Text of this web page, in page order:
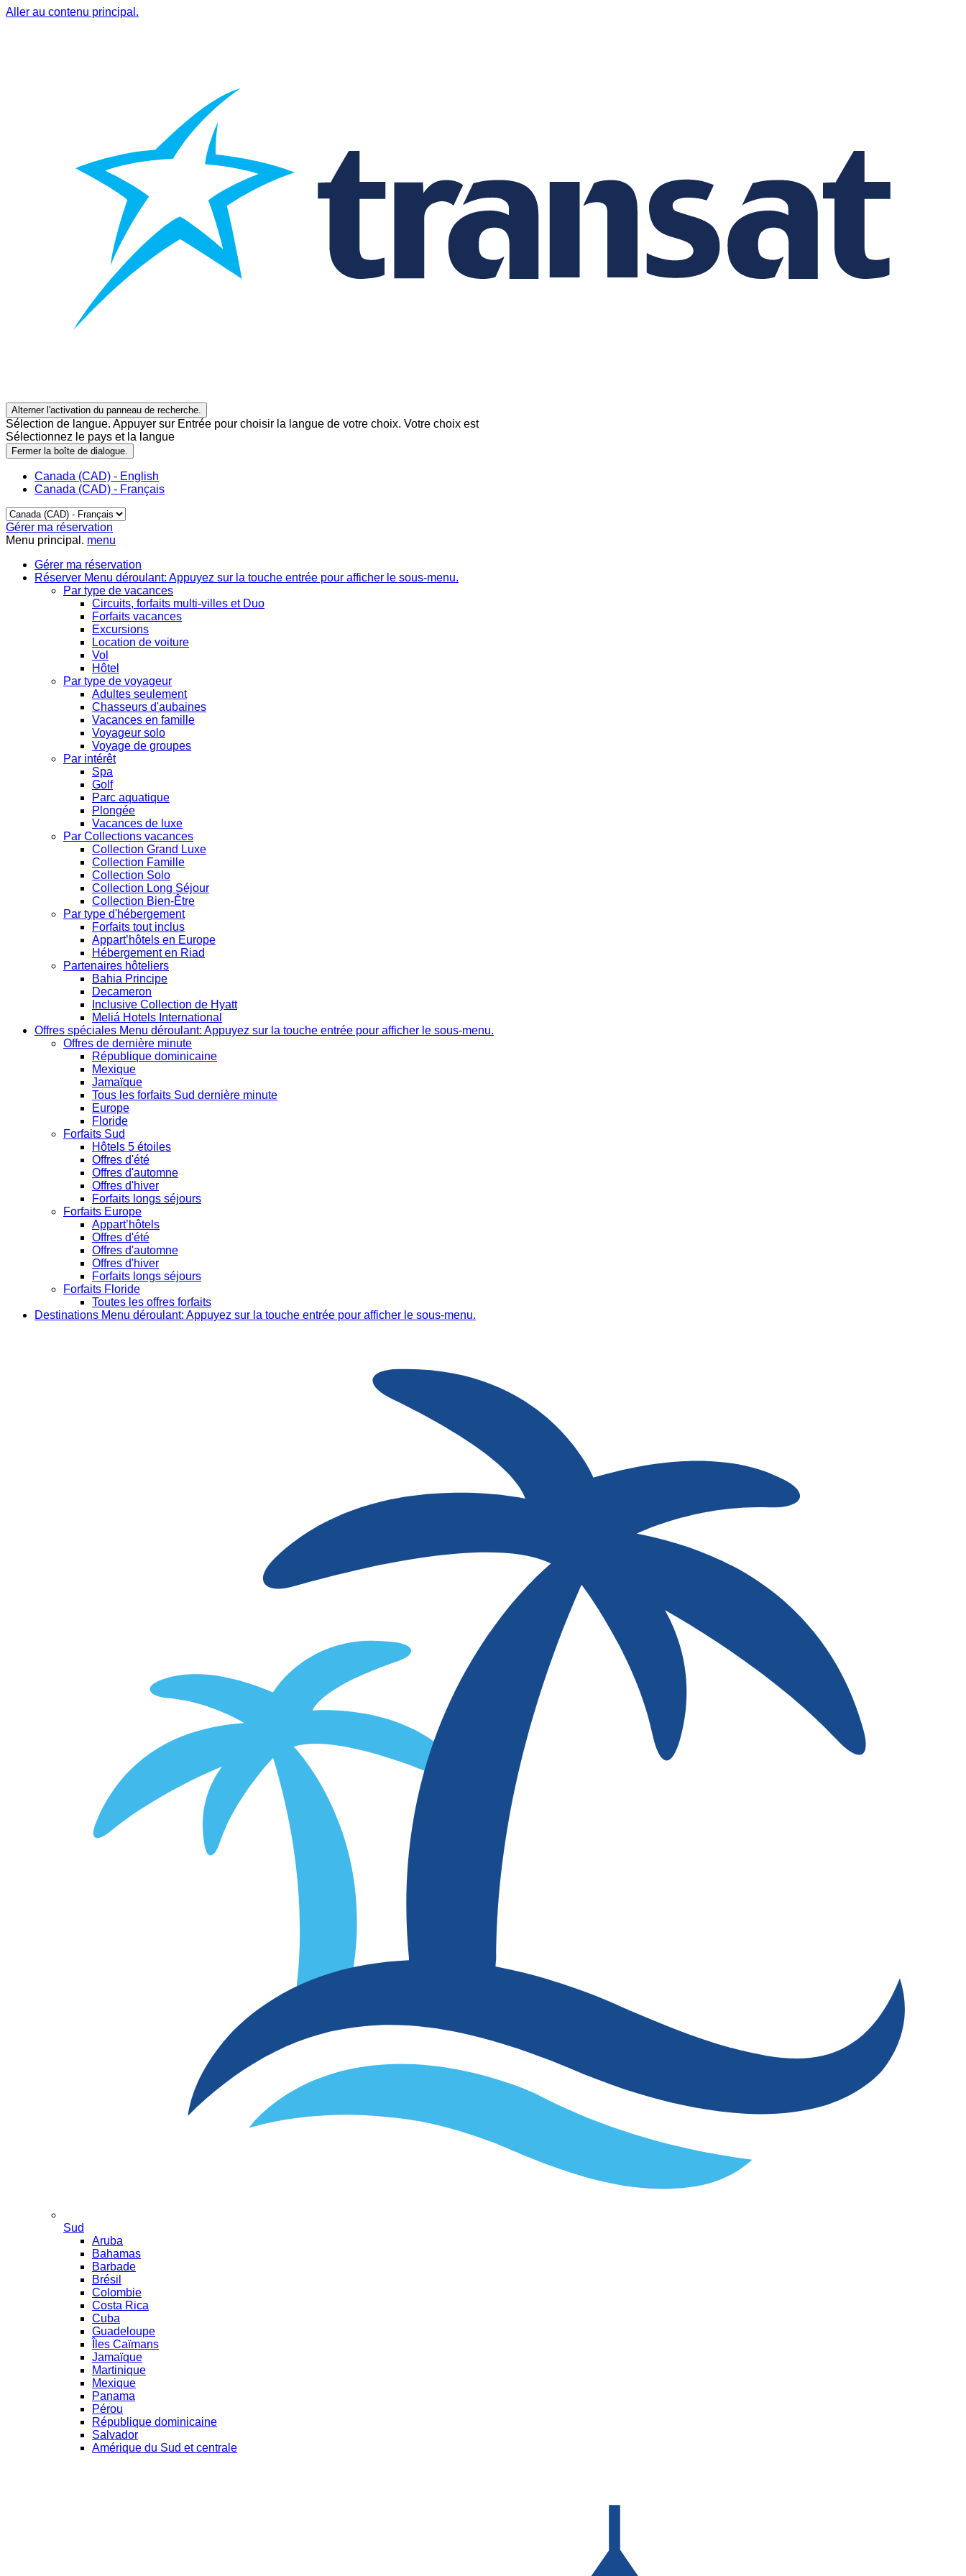
Aller au contenu principal.
Alterner l'activation du panneau de recherche.
Sélection de langue. Appuyer sur Entrée pour choisir la langue de votre choix. Votre choix est
Sélectionnez le pays et la langue
Fermer la boîte de dialogue.
Canada (CAD) - English
Canada (CAD) - Français
Gérer ma réservation
Menu principal. menu
Gérer ma réservation
Réserver Menu déroulant: Appuyez sur la touche entrée pour afficher le sous-menu.
Par type de vacances
Circuits, forfaits multi-villes et Duo
Forfaits vacances
Excursions
Location de voiture
Vol
Hôtel
Par type de voyageur
Adultes seulement
Chasseurs d'aubaines
Vacances en famille
Voyageur solo
Voyage de groupes
Par intérêt
Spa
Golf
Parc aquatique
Plongée
Vacances de luxe
Par Collections vacances
Collection Grand Luxe
Collection Famille
Collection Solo
Collection Long Séjour
Collection Bien-Être
Par type d'hébergement
Forfaits tout inclus
Appart’hôtels en Europe
Hébergement en Riad
Partenaires hôteliers
Bahia Principe
Decameron
Inclusive Collection de Hyatt
Meliá Hotels International
Offres spéciales Menu déroulant: Appuyez sur la touche entrée pour afficher le sous-menu.
Offres de dernière minute
République dominicaine
Mexique
Jamaïque
Tous les forfaits Sud dernière minute
Europe
Floride
Forfaits Sud
Hôtels 5 étoiles
Offres d'été
Offres d'automne
Offres d'hiver
Forfaits longs séjours
Forfaits Europe
Appart’hôtels
Offres d'été
Offres d'automne
Offres d'hiver
Forfaits longs séjours
Forfaits Floride
Toutes les offres forfaits
Destinations Menu déroulant: Appuyez sur la touche entrée pour afficher le sous-menu.
Sud
Aruba
Bahamas
Barbade
Brésil
Colombie
Costa Rica
Cuba
Guadeloupe
Îles Caïmans
Jamaïque
Martinique
Mexique
Panama
Pérou
République dominicaine
Salvador
Amérique du Sud et centrale